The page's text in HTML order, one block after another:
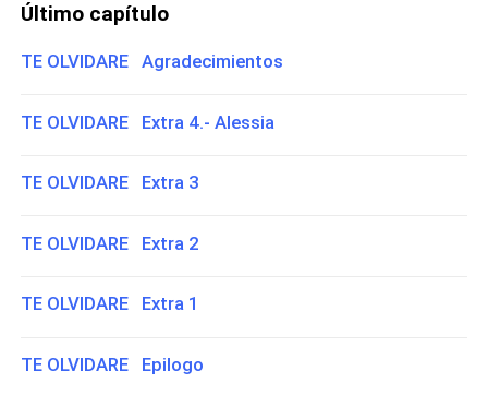
Último capítulo
TE OLVIDARE Agradecimientos
TE OLVIDARE Extra 4.- Alessia
TE OLVIDARE Extra 3
TE OLVIDARE Extra 2
TE OLVIDARE Extra 1
TE OLVIDARE Epilogo